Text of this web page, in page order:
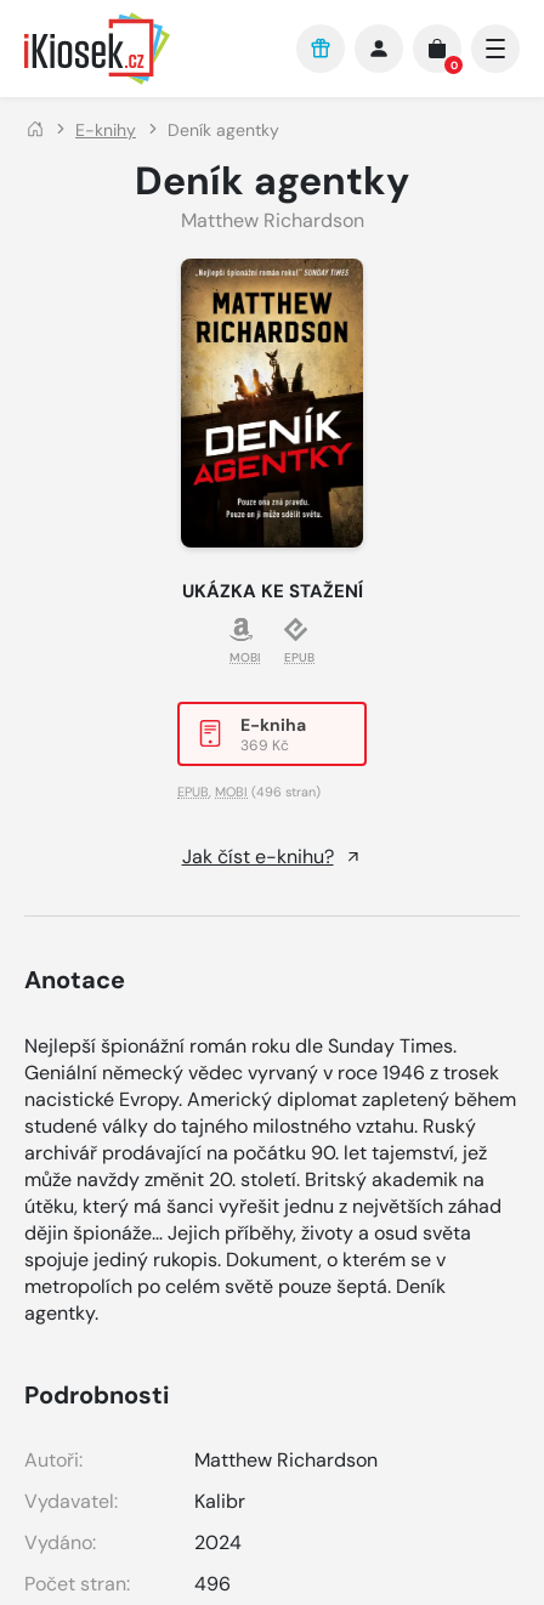
Přejít na hlavní obsah
0
E-knihy Deník agentky
Deník agentky
Matthew Richardson
UKÁZKA KE STAŽENÍ
MOBI EPUB
E-kniha
369 Kč
EPUB MOBI (496 stran)
Jak číst e-knihu?
Anotace
Nejlepší špionážní román roku dle Sunday Times.
Geniální německý vědec vyrvaný v roce 1946 z trosek
nacistické Evropy. Americký diplomat zapletený během
studené války do tajného milostného vztahu. Ruský
archivář prodávající na počátku 90. let tajemství, jež
může navždy změnit 20. století. Britský akademik na
útěku, který má šanci vyřešit jednu z největších záhad
dějin špionáže… Jejich příběhy, životy a osud světa
spojuje jediný rukopis. Dokument, o kterém se v
metropolích po celém světě pouze šeptá. Deník
agentky.
Podrobnosti
Autoři:
Matthew Richardson
Vydavatel:
Kalibr
Vydáno:
2024
Počet stran:
496